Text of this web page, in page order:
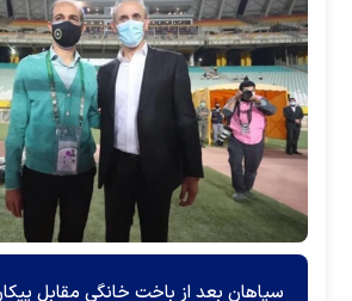
سپاهان بعد از باخت خانگی مقابل